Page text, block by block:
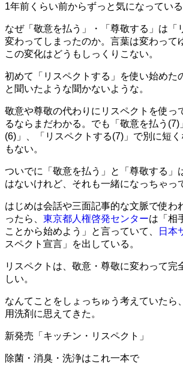
1年前くらい前からずっと気になっている
なぜ「敬意を払う」・「尊敬する」は「
変わってしまったのか。言葉は変わって
この変化はどうもしっくりこない。
初めて「リスペクトする」を使い始めた
と聞いたような聞かないような。
敬意や尊敬の代わりにリスペクトを使っ
るならまだわかる。でも「敬意を払う(7)
(6)」、「リスペクトする(7)」で別に短
もない。
ついでに「敬意を払う」と「尊敬する」
はないけれど、それも一緒になっちゃっ
はじめは会話や三面記事的な文脈で使わ
ったら、 東京都人権啓発センターは「相
ことから始めよう」と言っていて、
日本
スペクト宣言」を出している。
リスペクトは、敬意・尊敬に変わって完
しい。
なんてことをしょっちゅう考えていたら
用洗剤に思えてきた。
新発売「キッチン・リスペクト」
除菌・消臭・洗浄はこれ一本で